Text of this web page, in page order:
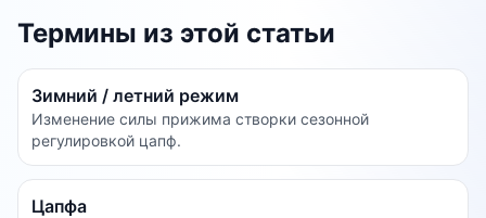
Термины из этой статьи
Зимний / летний режим
Изменение силы прижима створки сезонной
регулировкой цапф.
Цапфа